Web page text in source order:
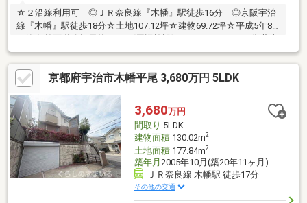
☆２沿線利用可 ◎ＪＲ奈良線『木幡』駅徒歩16分 ◎京阪宇治
線『木幡』駅徒歩18分☆土地107.12坪☆建物69.72坪☆平成5年8
店：約840ｍ・新鮮市場六地蔵店：約1040ｍ・セブンイレブン宇
治木幡店：約800ｍ・キリン堂木幡店：約800ｍ・宇治御蔵山郵便
局：約860ｍ・御蔵山児童公園：約650ｍ・御蔵山小学校：約520
ｍ・木幡中学校：約1660ｍ
京都府宇治市木幡平尾 3,680万円 5LDK
3,680万円
間取り 5LDK
建物面積130.02m2
土地面積177.84m2
築年月 2005年10月(築20年11ヶ月)
ＪＲ奈良線 木幡駅 徒歩17分
その他の交通